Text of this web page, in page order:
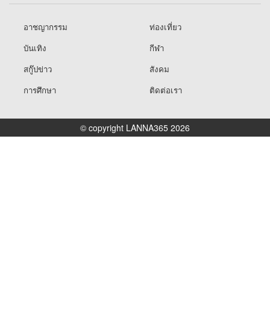
อาชญากรรม
ท่องเที่ยว
บันเทิง
กีฬา
สกู๊ปข่าว
สังคม
การศึกษา
ติดต่อเรา
© copyright LANNA365 2026